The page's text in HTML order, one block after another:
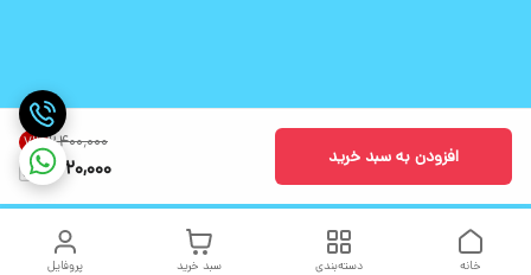
۲٬۴۰۰٬۰۰۰ 7%
2,220,000 افزودن به سبد خرید
پروفایل سبد خرید دسته‌بندی خانه